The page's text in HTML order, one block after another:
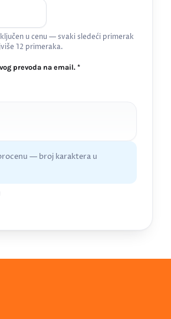
u cenu — svaki sledeći primerak
12 primeraka.
prevoda na email. *
— broj karaktera u